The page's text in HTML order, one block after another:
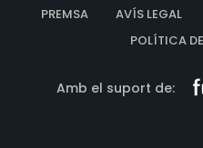
PREMSA
AVÍS LEGAL
POLÍTICA
Amb el suport de: